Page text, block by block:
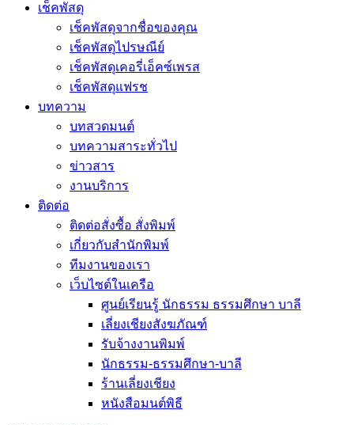
เช็คพัสดุ
เช็คพัสดุจากชื่อของคุณ
เช็คพัสดุไปรษณีย์
เช็คพัสดุเคอรี่เอ็คซ์เพรส
เช็คพัสดุแฟรช
บทความ
บทสวดมนต์
บทความสาระทั่วไป
ข่าวสาร
งานบริการ
ติดต่อ
ติดต่อสั่งซื้อ สั่งพิมพ์
เกี่ยวกับสำนักพิมพ์
ทีมงานของเรา
เว็บไซต์ในเครือ
ศูนย์เรียนรู้ นักธรรม ธรรมศึกษา บาลี
เลี่ยงเชียงสังฆภัณฑ์
รับจ้างงานพิมพ์
นักธรรม-ธรรมศึกษา-บาลี
ร้านเลี่ยงเชียง
หนังสือมนต์พิธี